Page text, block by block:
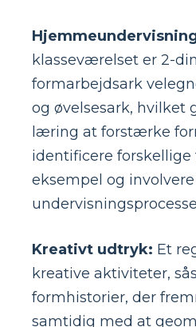
klasseværelset er 2-
formarbejdsark
og øvelsesark, hvilket
læring at forstærke
identificere
eksempel og
Kreativt udtryk: Et
kreative aktiviteter,
formhistorier, der
samtidig med at